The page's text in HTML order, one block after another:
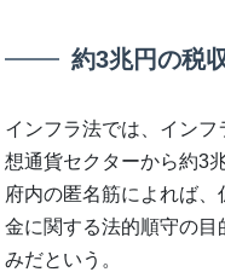
約3兆円の税
インフラ法では、イン
想通貨セクターから約3
府内の匿名筋によれば
金に関する法的順守の
みだという。